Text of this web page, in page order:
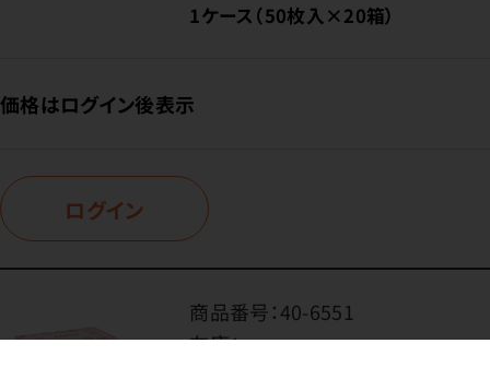
1ケース（50枚入×20箱）
価格はログイン後表示
ログイン
商品番号：40-6551
在庫：○